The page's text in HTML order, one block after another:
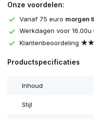
Onze voordelen:
Vanaf 75 euro morgen
Werkdagen voor 16.00u
Klantenbeoordeling
Productspecificaties
Inhoud
Stijl